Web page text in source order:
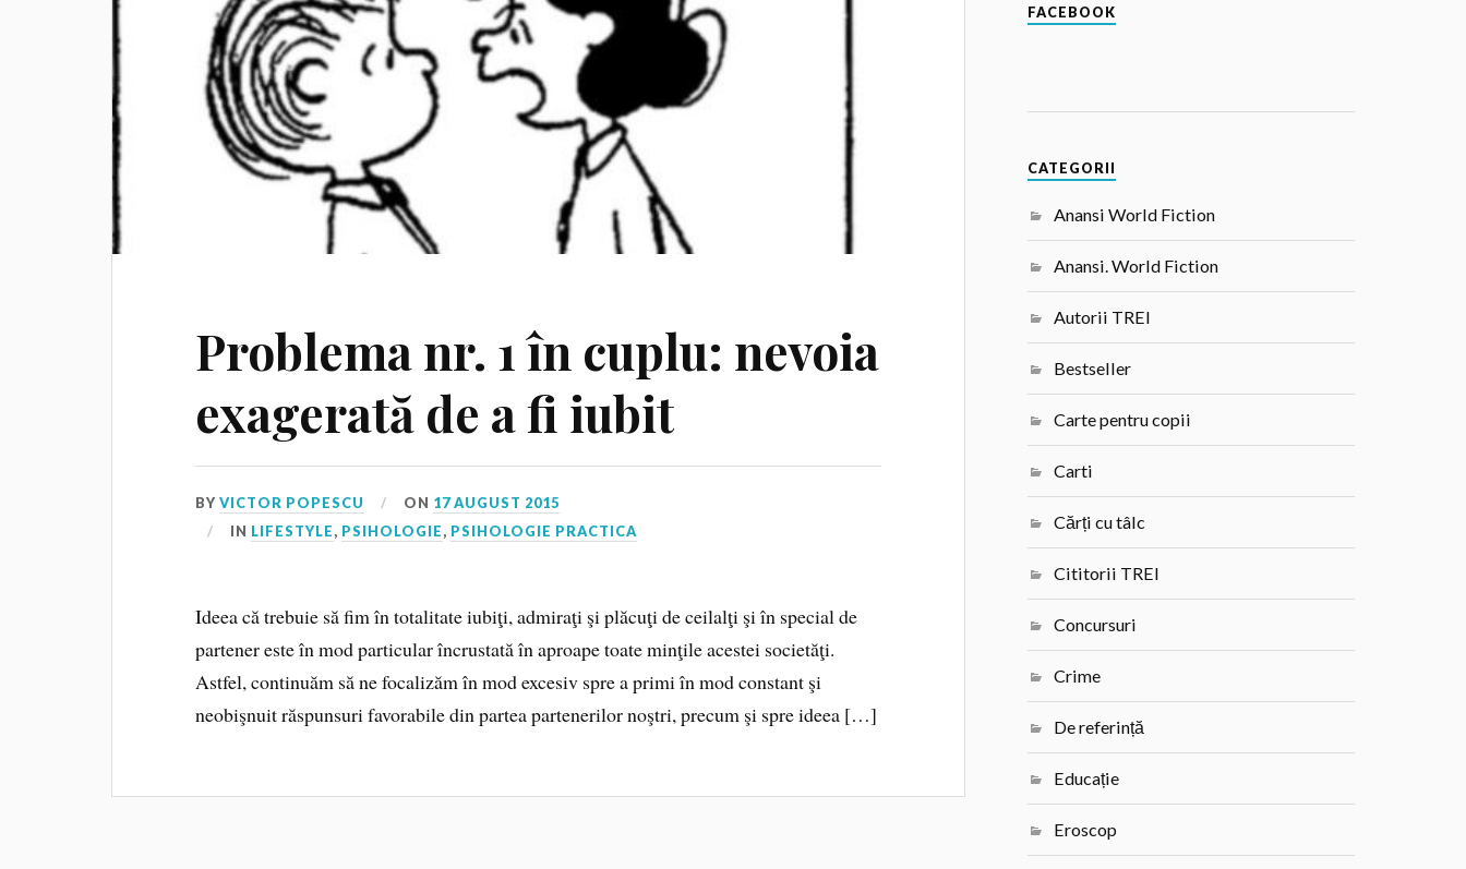
Problema nr. 1 în cuplu: nevoia
exagerată de a fi iubit
BYVICTOR POPESCU ON 17 AUGUST 2015
IN LIFESTYLE, PSIHOLOGIE, PSIHOLOGIE PRACTICA
Ideea că trebuie să fim în totalitate iubiţi, admiraţi şi plăcuţi de ceilalţi şi în special de
partener este în mod particular încrus­tată în aproape toate minţile acestei societăţi.
Astfel, continuăm să ne focalizăm în mod excesiv spre a primi în mod constant şi
neobişnuit răspunsuri favorabile din partea partenerilor noş­tri, precum şi spre ideea […]
FACEBOOK
CATEGORII
Anansi World Fiction
Anansi. World Fiction
Autorii TREI
Bestseller
Carte pentru copii
Carti
Cărți cu tâlc
Cititorii TREI
Concursuri
Crime
De referință
Educație
Eroscop